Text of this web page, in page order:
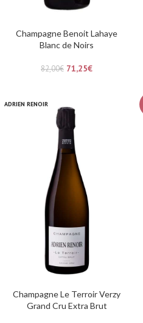
Champagne Benoit Lahaye
Blanc de Noirs
82,00€ 71,25€
ADRIEN RENOIR
Champagne Le Terroir Verzy
Grand Cru Extra Brut